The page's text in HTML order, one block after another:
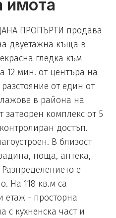
имота
ПРОПЪРТИ продава
двуетажна къща в
гледка към
12 мин. от центъра на
от един от
в района на
затворен комплекс от 5
достъп.
В близост
поща, аптека,
е
На 118 кв.м са
етаж - просторна
с кухненска част и